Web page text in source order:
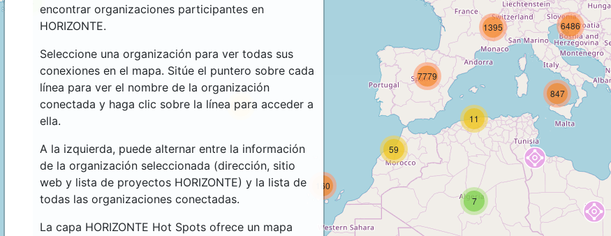
encontrar organizaciones participantes en
HORIZONTE.
Seleccione una organización para ver todas sus
conexiones en el mapa. Sitúe el puntero sobre cada
línea para ver el nombre de la organización
conectada y haga clic sobre la línea para acceder a
ella.
A la izquierda, puede alternar entre la información
de la organización seleccionada (dirección, sitio
web y lista de proyectos HORIZONTE) y la lista de
todas las organizaciones conectadas.
La capa HORIZONTE Hot Spots ofrece un mapa
7
44
160
11
59
7779
847
1395 6486